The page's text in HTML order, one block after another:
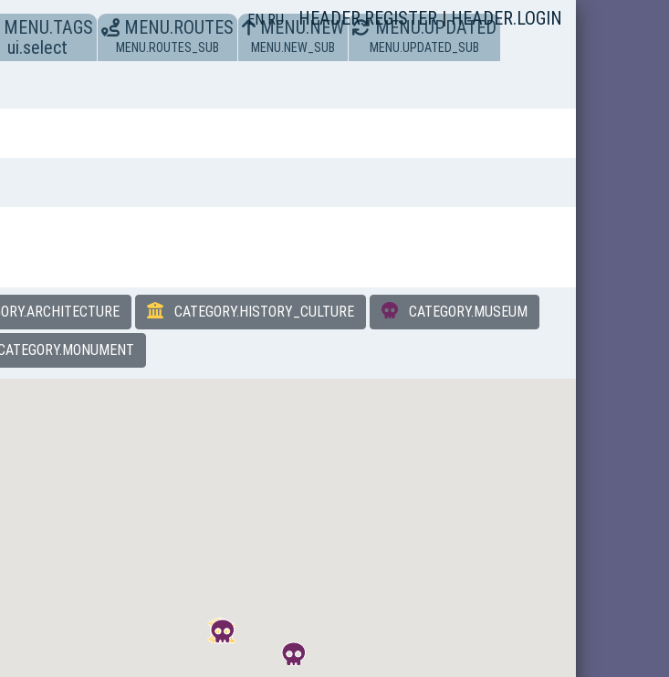
ENRU HEADER.REGISTER|HEADER.LOGIN
MENU.TAGS
ui.select
MENU.ROUTES
MENU.ROUTES_SUB
MENU.NEW
MENU.NEW_SUB
MENU.UPDATED
MENU.UPDATED_SUB
CATEGORY.HISTORY_CULTURE CATEGORY.MUSEUM